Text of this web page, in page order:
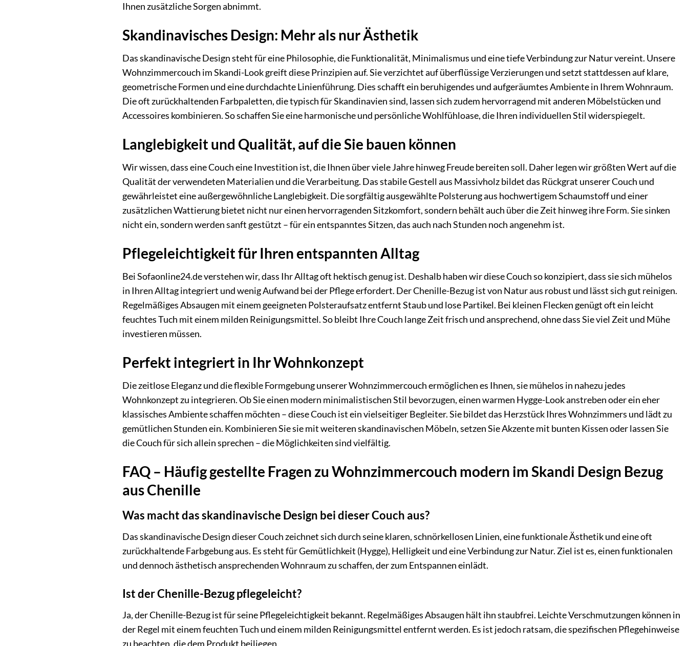
Ihnen zusätzliche Sorgen abnimmt.
Skandinavisches Design: Mehr als nur Ästhetik
Das skandinavische Design steht für eine Philosophie, die Funktionalität, Minimalismus und eine tiefe Verbindung zur Natur vereint. Unsere
Wohnzimmercouch im Skandi-Look greift diese Prinzipien auf. Sie verzichtet auf überflüssige Verzierungen und setzt stattdessen auf klare,
geometrische Formen und eine durchdachte Linienführung. Dies schafft ein beruhigendes und aufgeräumtes Ambiente in Ihrem Wohnraum.
Die oft zurückhaltenden Farbpaletten, die typisch für Skandinavien sind, lassen sich zudem hervorragend mit anderen Möbelstücken und
Accessoires kombinieren. So schaffen Sie eine harmonische und persönliche Wohlfühloase, die Ihren individuellen Stil widerspiegelt.
Langlebigkeit und Qualität, auf die Sie bauen können
Wir wissen, dass eine Couch eine Investition ist, die Ihnen über viele Jahre hinweg Freude bereiten soll. Daher legen wir größten Wert auf die
Qualität der verwendeten Materialien und die Verarbeitung. Das stabile Gestell aus Massivholz bildet das Rückgrat unserer Couch und
gewährleistet eine außergewöhnliche Langlebigkeit. Die sorgfältig ausgewählte Polsterung aus hochwertigem Schaumstoff und einer
zusätzlichen Wattierung bietet nicht nur einen hervorragenden Sitzkomfort, sondern behält auch über die Zeit hinweg ihre Form. Sie sinken
nicht ein, sondern werden sanft gestützt – für ein entspanntes Sitzen, das auch nach Stunden noch angenehm ist.
Pflegeleichtigkeit für Ihren entspannten Alltag
Bei Sofaonline24.de verstehen wir, dass Ihr Alltag oft hektisch genug ist. Deshalb haben wir diese Couch so konzipiert, dass sie sich mühelos
in Ihren Alltag integriert und wenig Aufwand bei der Pflege erfordert. Der Chenille-Bezug ist von Natur aus robust und lässt sich gut reinigen.
Regelmäßiges Absaugen mit einem geeigneten Polsteraufsatz entfernt Staub und lose Partikel. Bei kleinen Flecken genügt oft ein leicht
feuchtes Tuch mit einem milden Reinigungsmittel. So bleibt Ihre Couch lange Zeit frisch und ansprechend, ohne dass Sie viel Zeit und Mühe
investieren müssen.
Perfekt integriert in Ihr Wohnkonzept
Die zeitlose Eleganz und die flexible Formgebung unserer Wohnzimmercouch ermöglichen es Ihnen, sie mühelos in nahezu jedes
Wohnkonzept zu integrieren. Ob Sie einen modern minimalistischen Stil bevorzugen, einen warmen Hygge-Look anstreben oder ein eher
klassisches Ambiente schaffen möchten – diese Couch ist ein vielseitiger Begleiter. Sie bildet das Herzstück Ihres Wohnzimmers und lädt zu
gemütlichen Stunden ein. Kombinieren Sie sie mit weiteren skandinavischen Möbeln, setzen Sie Akzente mit bunten Kissen oder lassen Sie
die Couch für sich allein sprechen – die Möglichkeiten sind vielfältig.
FAQ – Häufig gestellte Fragen zu Wohnzimmercouch modern im Skandi Design Bezug
aus Chenille
Was macht das skandinavische Design bei dieser Couch aus?
Das skandinavische Design dieser Couch zeichnet sich durch seine klaren, schnörkellosen Linien, eine funktionale Ästhetik und eine oft
zurückhaltende Farbgebung aus. Es steht für Gemütlichkeit (Hygge), Helligkeit und eine Verbindung zur Natur. Ziel ist es, einen funktionalen
und dennoch ästhetisch ansprechenden Wohnraum zu schaffen, der zum Entspannen einlädt.
Ist der Chenille-Bezug pflegeleicht?
Ja, der Chenille-Bezug ist für seine Pflegeleichtigkeit bekannt. Regelmäßiges Absaugen hält ihn staubfrei. Leichte Verschmutzungen können in
der Regel mit einem feuchten Tuch und einem milden Reinigungsmittel entfernt werden. Es ist jedoch ratsam, die spezifischen Pflegehinweise
zu beachten, die dem Produkt beiliegen.